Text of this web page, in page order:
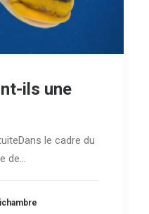
ils une
le cadre du
de…